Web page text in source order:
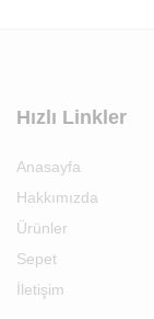
Hızlı Linkler
Anasayfa
Hakkımızda
Ürünler
Sepet
İletişim